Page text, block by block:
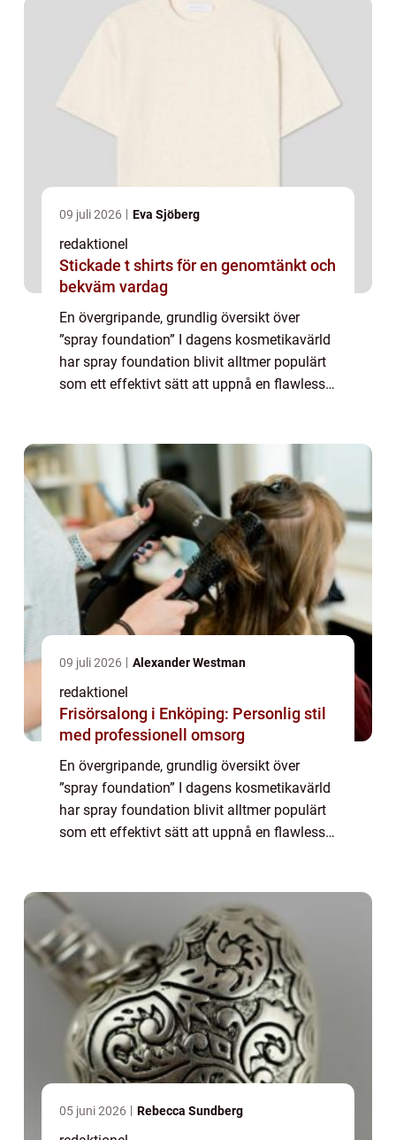
09 juli 2026 Eva Sjöberg
redaktionel
Stickade t shirts för en genomtänkt och
bekväm vardag
En övergripande, grundlig översikt över
”spray foundation” I dagens kosmetikavärld
har spray foundation blivit alltmer populärt
som ett effektivt sätt att uppnå en flawless
09 juli 2026 Alexander Westman
redaktionel
Frisörsalong i Enköping: Personlig stil
med professionell omsorg
En övergripande, grundlig översikt över
”spray foundation” I dagens kosmetikavärld
har spray foundation blivit alltmer populärt
som ett effektivt sätt att uppnå en flawless
05 juni 2026 Rebecca Sundberg